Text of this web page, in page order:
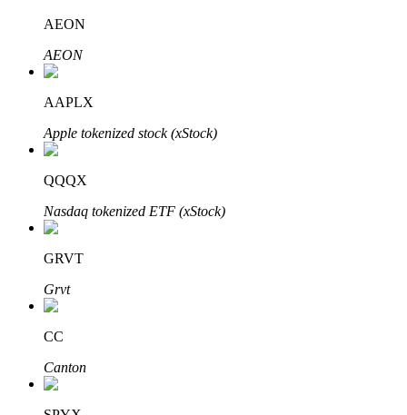
Investimento Automático
Aprenda a apostar
Aprenda como ganhar renda passiva
Bitrue
AEON
AEON
AAPLX
Apple tokenized stock (xStock)
QQQX
Nasdaq tokenized ETF (xStock)
GRVT
Grvt
CC
Canton